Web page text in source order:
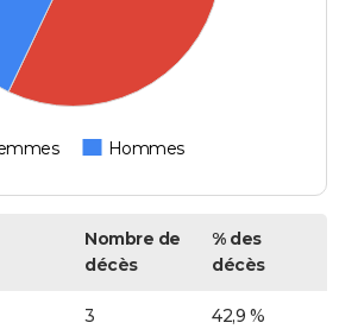
Hommes
Nombre de
décès
% des
décès
3 42,9 %